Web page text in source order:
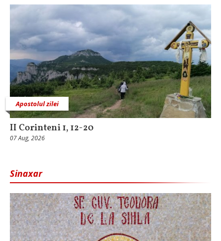
Apostolul zilei
II Corinteni 1, 12-20
07 Aug, 2026
Sinaxar